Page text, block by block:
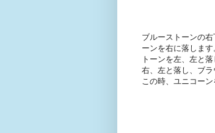
ブルーストーンの
ーンを右に落しま
トーンを左、左と
右、左と落し、ブ
この時、ユニコー